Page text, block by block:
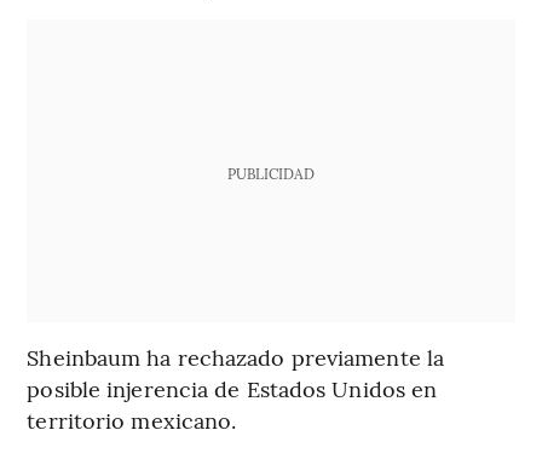
PUBLICIDAD
Sheinbaum ha rechazado previamente la
posible injerencia de Estados Unidos en
territorio mexicano.